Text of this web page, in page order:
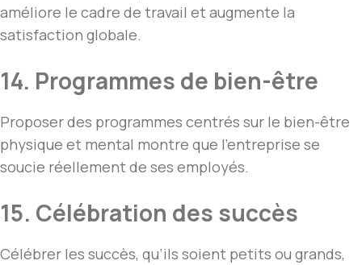
améliore le cadre de travail et augmente la
satisfaction globale.
14. Programmes de bien-être
Proposer des programmes centrés sur le bien-être
physique et mental montre que l’entreprise se
soucie réellement de ses employés.
15. Célébration des succès
Célébrer les succès, qu’ils soient petits ou grands,